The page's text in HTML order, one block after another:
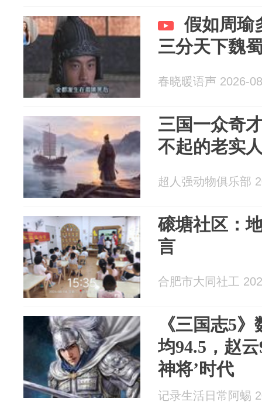
假如周瑜
三分天下魏
春晓暖语声 2026-
三国一众奇
不起的老实
超人强动物俱乐部
磙塘社区：地名
言
合肥市大同社工
《三国志5
均94.5，赵
神将’时代
记录生活日常阿蜴